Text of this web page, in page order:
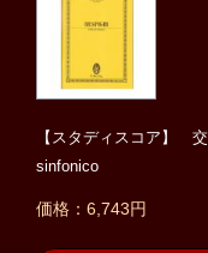
【スタディスコア】
sinfonico
価格：6,743円